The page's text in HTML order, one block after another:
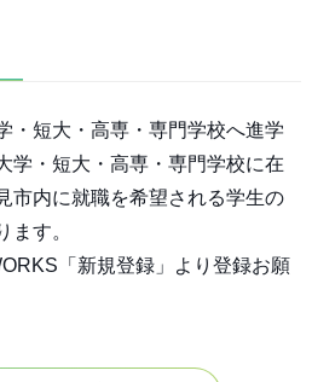
・短大・高専・専門学校へ進学
学・短大・高専・専門学校に在
市内に就職を希望される学生の
ます。
「新規登録」より登録お願